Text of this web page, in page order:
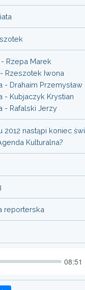
Rzepa Marek
Rzeszotek Iwona
- Drahaim Przemysław
- Kubjaczyk Krystian
- Rafalski Jerzy
2012 nastąpi koniec
Kulturalna?
reporterska
08:51